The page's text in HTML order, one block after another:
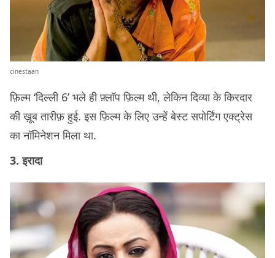
cinestaan
फ़िल्म ‘दिल्ली 6’ भले ही फ़्लॉप फ़िल्म थी, लेकिन दिव्या के किरदार
की ख़ूब तारीफ़ हुई. इस फ़िल्म के लिए उन्हें बेस्ट सपोर्टिंग एक्ट्रेस
का नॉमिनेशन मिला था.
3. इरादा